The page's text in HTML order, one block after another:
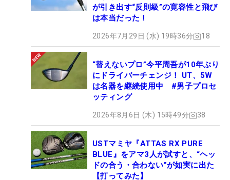
が引き出す“反則級”の寛容性と飛び
は本当だった！
2026年7月29日 (水) 19時36分 18
“替えないプロ”今平周吾が10年ぶり
にドライバーチェンジ！ UT、5W
は名器を継続使用中 #男子プロセ
ッティング
2026年8月6日 (木) 15時49分 38
USTマミヤ『ATTAS RX PURE
BLUE』をアマ3人が試すと、“ヘッ
ドの合う・合わない”が如実に出た
【打ってみた】